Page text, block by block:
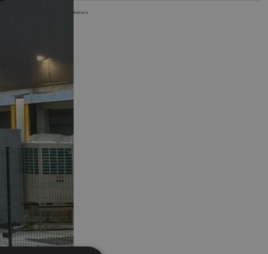
maszyny i mniej emisji
Reklama